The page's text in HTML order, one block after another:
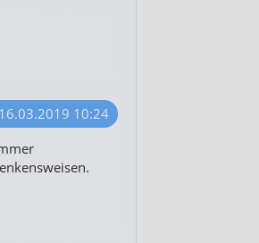
16.03.2019 10:24